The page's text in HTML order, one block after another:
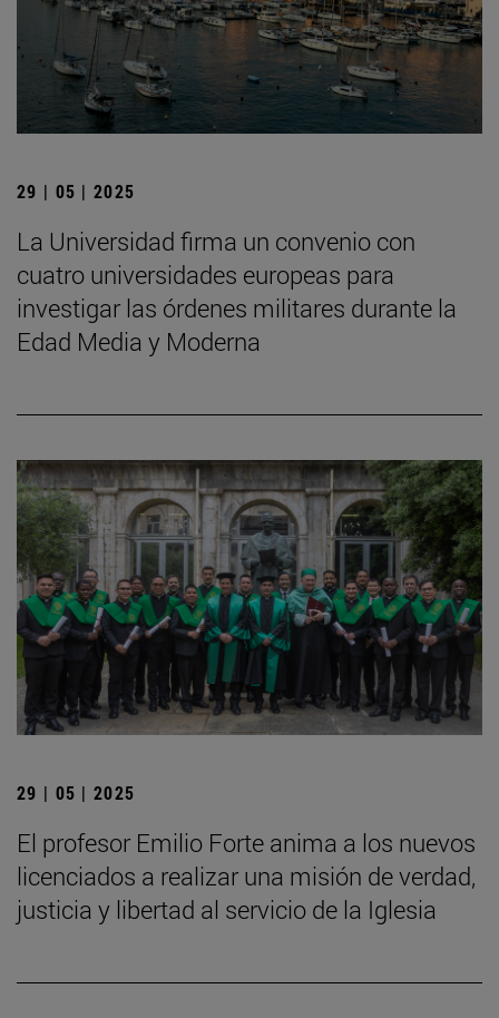
29 | 05 | 2025
La Universidad firma un convenio con
cuatro universidades europeas para
investigar las órdenes militares durante la
Edad Media y Moderna
29 | 05 | 2025
El profesor Emilio Forte anima a los nuevos
licenciados a realizar una misión de verdad,
justicia y libertad al servicio de la Iglesia